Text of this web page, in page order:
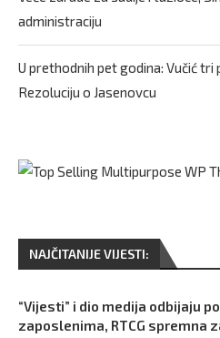
administraciju
U prethodnih pet godina: Vučić tri
Rezoluciju o Jasenovcu
NAJČITANIJE VIJESTI:
“Vijesti” i dio medija odbijaju
zaposlenima, RTCG spremna